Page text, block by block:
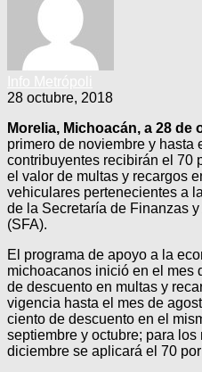
28 octubre, 2018
Morelia, Michoacán, a 28 de
primero de noviembre y hasta
contribuyentes recibirán el 70
el valor de multas y recargos
vehiculares pertenecientes a
de la Secretaría de Finanzas
(SFA).
El programa de apoyo a la
michoacanos inició en el mes
de descuento en multas y
vigencia hasta el mes de
ciento de descuento en el
septiembre y octubre; para
diciembre se aplicará el 70